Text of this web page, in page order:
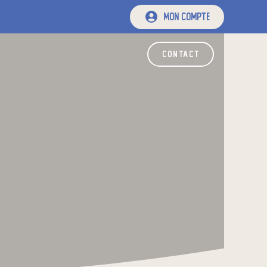
mon compte
contact